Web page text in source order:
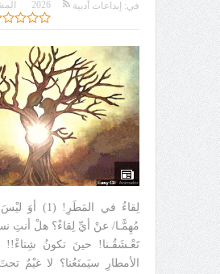
2026 في: إبداعات أدبية
لِقاءُ في المَطَرِ!
مُهِمًّـا/ عنْ أيِّ لِقاءْ؟ هلْ أنتِ
الأمطارِ سيَمنَعُنا؟ لا غيْمٌ